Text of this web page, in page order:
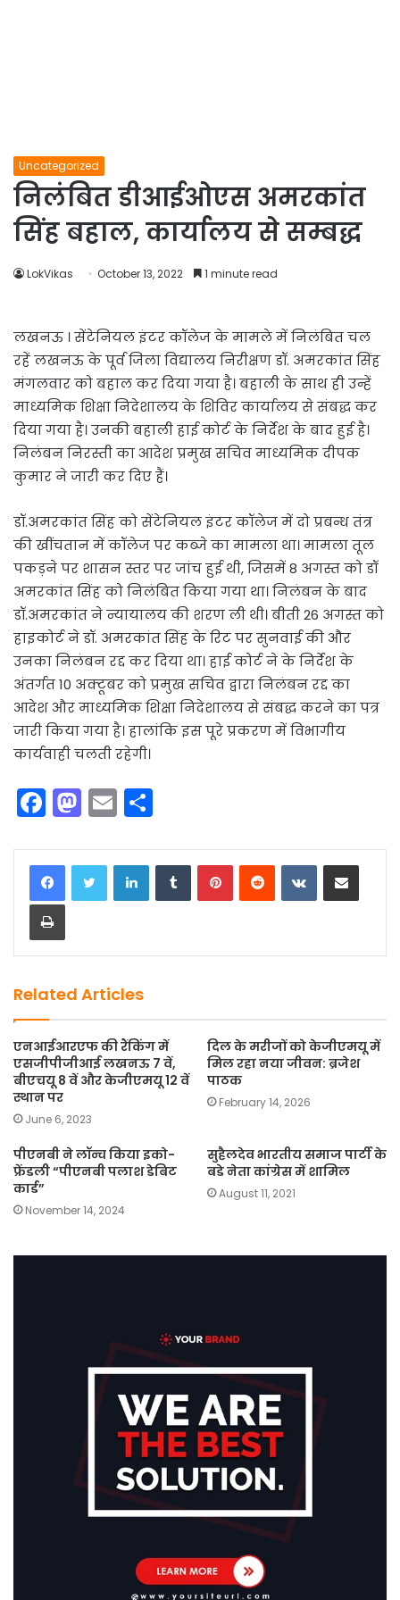
Uncategorized
निलंबित डीआईओएस अमरकांत
सिंह बहाल, कार्यालय से सम्बद्ध
LokVikas October 13, 2022 1 minute read
लखनऊ । सेंटेनियल इंटर कॉलेज के मामले में निलंबित चल
रहें लखनऊ के पूर्व जिला विद्यालय निरीक्षण डॉ. अमरकांत सिंह
मंगलवार को बहाल कर दिया गया है। बहाली के साथ ही उन्हें
माध्यमिक शिक्षा निदेशालय के शिविर कार्यालय से संबद्ध कर
दिया गया है। उनकी बहाली हाई कोर्ट के निर्देश के बाद हुई है।
निलंबन निरस्ती का आदेश प्रमुख सचिव माध्यमिक दीपक
कुमार ने जारी कर दिए हैं।
डॉ.अमरकांत सिंह को सेंटेनियल इंटर कॉलेज में दो प्रबन्ध तंत्र
की खींचतान में कॉलेज पर कब्जे का मामला था। मामला तूल
पकड़ने पर शासन स्तर पर जांच हुई थी, जिसमें 8 अगस्त को डॉ
अमरकांत सिंह को निलंबित किया गया था। निलंबन के बाद
डॉ.अमरकांत ने न्यायालय की शरण ली थी। बीती 26 अगस्त को
हाइकोर्ट ने डॉ. अमरकांत सिंह के रिट पर सुनवाई की और
उनका निलंबन रद्द कर दिया था। हाई कोर्ट ने के निर्देश के
अंतर्गत 10 अक्टूबर को प्रमुख सचिव द्वारा निलंबन रद्द का
आदेश और माध्यमिक शिक्षा निदेशालय से संबद्ध करने का पत्र
जारी किया गया है। हालांकि इस पूरे प्रकरण में विभागीय
कार्यवाही चलती रहेगी।
F
a
c
e
b
o
k
M
a
st
o
o
E
m
ai ar
LinkedInTumblrPinterestReddit VKontakteShare via Email
Print
Related Articles
एनआईआरएफ की रैंकिंग में
एसजीपीजीआई लखनऊ 7 वें,
बीएचयू 8 वें और केजीएमयू 12 वें
स्थान पर
June 6, 2023
दिल के मरीजों को केजीएमयू में
मिल रहा नया जीवन: ब्रजेश
पाठक
February 14, 2026
पीएनबी ने लॉन्च किया इको-
फ्रेंडली “पीएनबी पलाश डेबिट
कार्ड”
November 14, 2024
सुहैलदेव भारतीय समाज पार्टी के
बडे नेता कांग्रेस में शामिल
August 11, 2021